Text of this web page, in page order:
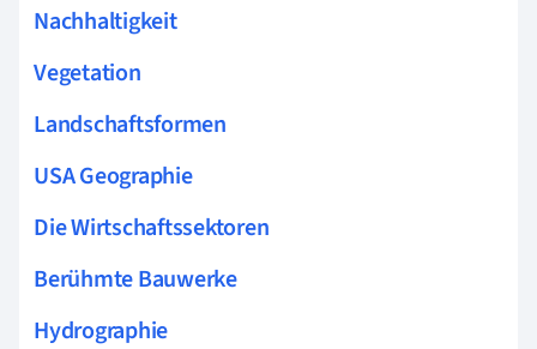
Nachhaltigkeit
Vegetation
Landschaftsformen
USA Geographie
Die Wirtschaftssektoren
Berühmte Bauwerke
Hydrographie